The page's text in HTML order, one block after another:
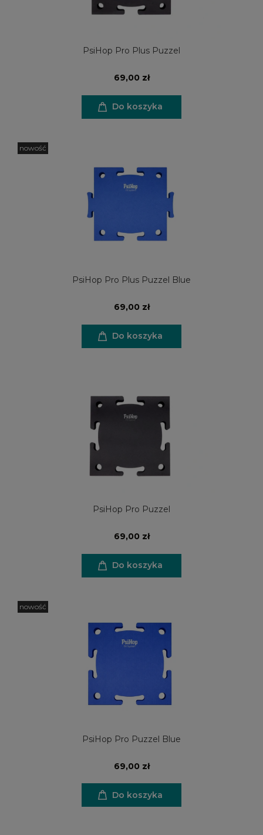
PsiHop Pro Plus Puzzel
69,00 zł
Do koszyka
PsiHop Pro Plus Puzzel Blue
69,00 zł
Do koszyka
nowość
PsiHop Pro Puzzel
69,00 zł
Do koszyka
PsiHop Pro Puzzel Blue
69,00 zł
Do koszyka
nowość